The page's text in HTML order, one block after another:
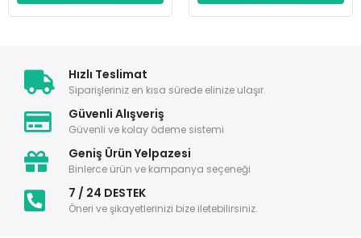
Hızlı Teslimat
Siparişleriniz en kısa sürede elinize ulaşır.
Güvenli Alışveriş
Güvenli ve kolay ödeme sistemi
Geniş Ürün Yelpazesi
Binlerce ürün ve kampanya seçeneği
7 / 24 DESTEK
Öneri ve şikayetlerinizi bize iletebilirsiniz.